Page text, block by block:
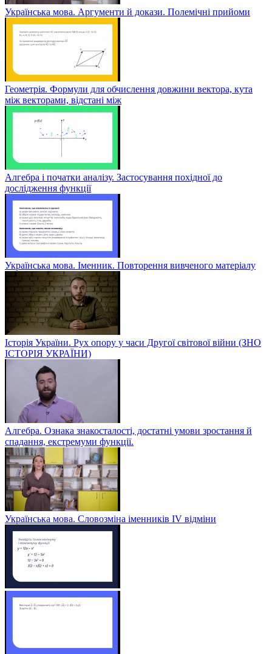
Українська мова. Аргументи й докази. Полемічні прийоми
Геометрія. Формули для обчислення довжини вектора, кута
між векторами, відстані між
Алгебра і початки аналізу. Застосування похідної до
дослідження функції
Українська мова. Іменник. Повторення вивченого матеріалу
Історія України. Рух опору у часи Другої світової війни (ЗНО
ІСТОРІЯ УКРАЇНИ)
Алгебра. Ознака знакосталості, достатні умови зростання й
спадання, екстремуми функції.
Українська мова. Словозміна іменників ІV відміни